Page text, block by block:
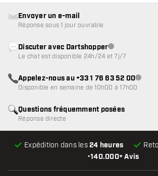
•140.000+ Avis
Expédition dans les24 heures
Questions fréquemment posées
Réponse directe
Envoyer un e-mail
Réponse sous 1 jour ouvrable
Discuter avec DartshopperService client
Le chat est disponible 24h/24 et 7j/7
Appelez-nous au +33 1 76 63 52 00
Disponible en semaine de 10h00 à 17h00